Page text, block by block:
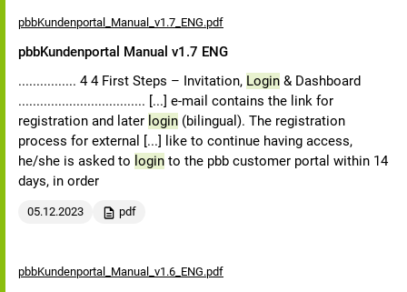
pbbKundenportal_Manual_v1.7_ENG.pdf
pbbKundenportal Manual v1.7 ENG
................ 4 4 First Steps – Invitation, Login & Dashboard
................................... [...] e-mail contains the link for
registration and later login (bilingual). The registration
process for external [...] like to continue having access,
he/she is asked to login to the pbb customer portal within 14
days, in order
05.12.2023 pdf
pbbKundenportal_Manual_v1.6_ENG.pdf